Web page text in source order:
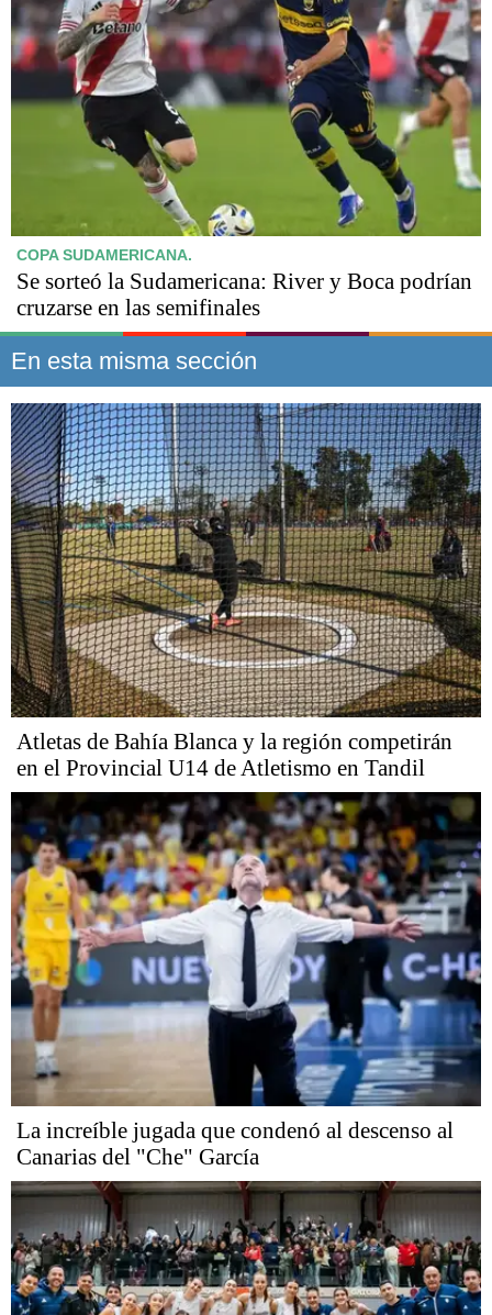
COPA SUDAMERICANA.
Se sorteó la Sudamericana: River y Boca podrían
cruzarse en las semifinales
En esta misma sección
Atletas de Bahía Blanca y la región competirán
en el Provincial U14 de Atletismo en Tandil
La increíble jugada que condenó al descenso al
Canarias del "Che" García